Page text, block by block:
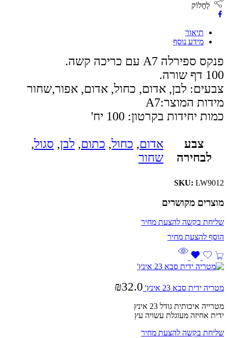
לַחֲלוֹק
תיאור
מידע נוסף
פנקס ספירלה A7 עם כריכה קשה.
100 דף שורה.
צבעים: לבן, אדום, כחול, אדום, אפור,שחור
מידות המוצר:A7
כמות יחידות בקרטון: 100 יח'
צבע
לבחירה
אדום, כחול, כתום, לבן, סגול,
שחור
SKU: LW9012
מוצרים מקושרים
שליחת בקשה להצעת מחיר
מטריה ידית סבא 23 אינץ' ₪32.0
מטרייה איכותית גודל 23 אינץ
ידית אחיזה מעוגלת עשויה עץ
שליחת בקשה להצעת מחיר